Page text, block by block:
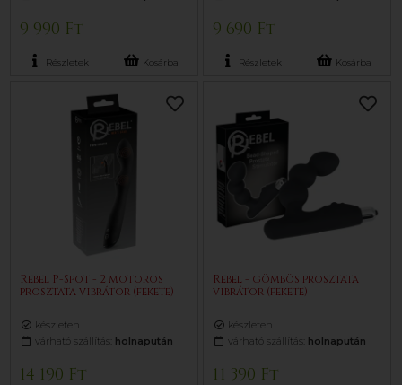
9 990 Ft
Részletek Kosárba
9 690 Ft
Részletek Kosárba
Rebel P-Spot - 2 motoros
prosztata vibrátor (fekete)
készleten
várható szállítás: holnapután
14 190 Ft
Rebel - gömbös prosztata
vibrátor (fekete)
készleten
várható szállítás: holnapután
11 390 Ft